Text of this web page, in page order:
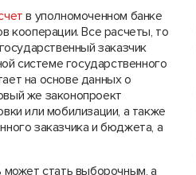
в уполномоченном банке
кооперации. Все расчеты, то
заказчик
системе государственного
на основе данных о
же законопроект
или мобилизации, а также
заказчика и бюджета, а
может стать выборочным, а